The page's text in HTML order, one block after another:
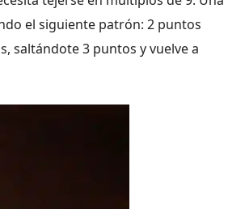
el siguiente patrón: 2 puntos
saltándote 3 puntos y vuelve a